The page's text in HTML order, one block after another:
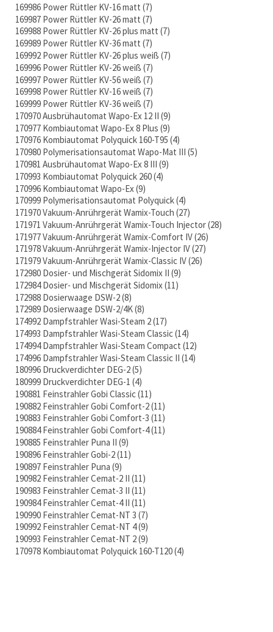
169986 Power Rüttler KV-16 matt 7
169987 Power Rüttler KV-26 matt 7
169988 Power Rüttler KV-26 plus matt 7
169989 Power Rüttler KV-36 matt 7
169992 Power Rüttler KV-26 plus weiß 7
169996 Power Rüttler KV-26 weiß 7
169997 Power Rüttler KV-56 weiß 7
169998 Power Rüttler KV-16 weiß 7
169999 Power Rüttler KV-36 weiß 7
170970 Ausbrühautomat Wapo-Ex 12 II 9
170977 Kombiautomat Wapo-Ex 8 Plus 9
170976 Kombiautomat Polyquick 160-T95 4
170980 Polymerisationsautomat Wapo-Mat III 5
170981 Ausbrühautomat Wapo-Ex 8 III 9
170993 Kombiautomat Polyquick 260 4
170996 Kombiautomat Wapo-Ex 9
170999 Polymerisationsautomat Polyquick 4
171970 Vakuum-Anrührgerät Wamix-Touch 27
171971 Vakuum-Anrührgerät Wamix-Touch Injector 28
171977 Vakuum-Anrührgerät Wamix-Comfort IV 26
171978 Vakuum-Anrührgerät Wamix-Injector IV 27
171979 Vakuum-Anrührgerät Wamix-Classic IV 26
172980 Dosier- und Mischgerät Sidomix II 9
172984 Dosier- und Mischgerät Sidomix 11
172988 Dosierwaage DSW-2 8
172989 Dosierwaage DSW-2/4K 8
174992 Dampfstrahler Wasi-Steam 2 17
174993 Dampfstrahler Wasi-Steam Classic 14
174994 Dampfstrahler Wasi-Steam Compact 12
174996 Dampfstrahler Wasi-Steam Classic II 14
180996 Druckverdichter DEG-2 5
180999 Druckverdichter DEG-1 4
190881 Feinstrahler Gobi Classic 11
190882 Feinstrahler Gobi Comfort-2 11
190883 Feinstrahler Gobi Comfort-3 11
190884 Feinstrahler Gobi Comfort-4 11
190885 Feinstrahler Puna II 9
190896 Feinstrahler Gobi-2 11
190897 Feinstrahler Puna 9
190982 Feinstrahler Cemat-2 II 11
190983 Feinstrahler Cemat-3 II 11
190984 Feinstrahler Cemat-4 II 11
190990 Feinstrahler Cemat-NT 3 7
190992 Feinstrahler Cemat-NT 4 9
190993 Feinstrahler Cemat-NT 2 9
170978 Kombiautomat Polyquick 160-T120 4